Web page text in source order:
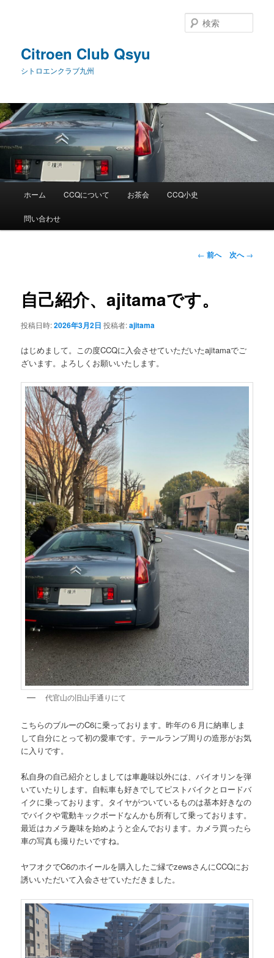
へ
移
動
Citroen Club Qsyu
シトロエンクラブ九州
索
メ
ホーム CCQについて お茶会 CCQ小史
問い合わせ
投
ゲ
ン
← 前へ 次へ→
自己紹介、ajitamaです。
投稿日時:2026年3月2日 投稿者:ajitama
はじめまして。この度CCQに入会させていただいたajitamaでご
ざいます。よろしくお願いいたします。
代官山の旧山手通りにて
こちらのブルーのC6に乗っております。昨年の６月に納車しま
して自分にとって初の愛車です。テールランプ周りの造形がお気
に入りです。
私自身の自己紹介としましては車趣味以外には、バイオリンを弾
いていたりします。自転車も好きでしてピストバイクとロードバ
イクに乗っております。タイヤがついているものは基本好きなの
でバイクや電動キックボードなんかも所有して乗っております。
最近はカメラ趣味を始めようと企んでおります。カメラ買ったら
車の写真も撮りたいですね。
ヤフオクでC6のホイールを購入したご縁でzewsさんにCCQにお
誘いいただいて入会させていただきました。